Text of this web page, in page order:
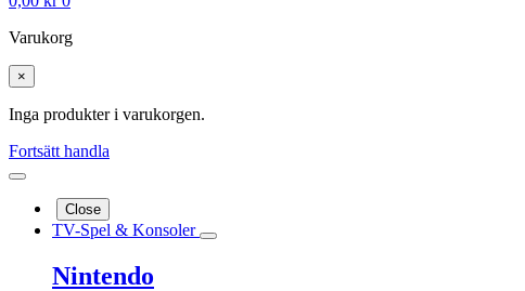
Varukorg
×
Inga produkter i varukorgen.
Fortsätt handla
Close
TV-Spel & Konsoler
Nintendo